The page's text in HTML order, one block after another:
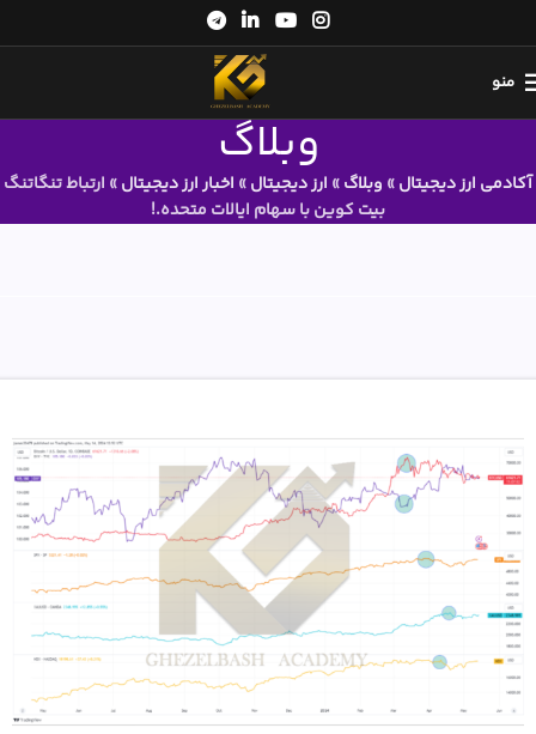
منو
وبلاگ
آکادمی ارز دیجیتال» وبلاگ» ارز دیجیتال» اخبار ارز دیجیتال» ارتباط تنگاتنگ
بیت کوین با سهام ایالات متحده.!